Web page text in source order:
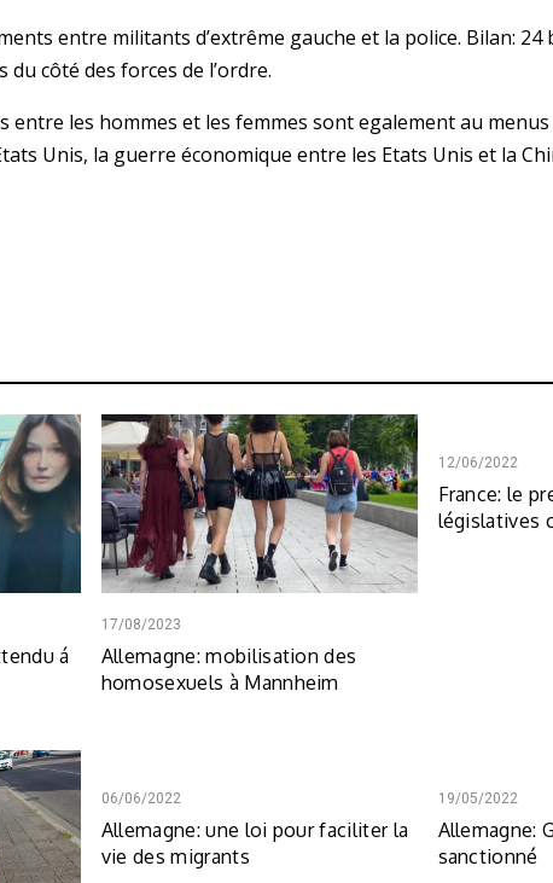
entre militants d’extrême gauche et la police. Bilan: 24
côté des forces de l’ordre.
entre les hommes et les femmes sont egalement au
Unis, la guerre économique entre les Etats Unis et la
á
17/08/2023
Allemagne: mobilisation des
homosexuels à Mannheim
12/06/2022
France: le
législatives
06/06/2022
Allemagne: une loi pour faciliter la
vie des migrants
19/05/2022
Allemagne:
sanctionné